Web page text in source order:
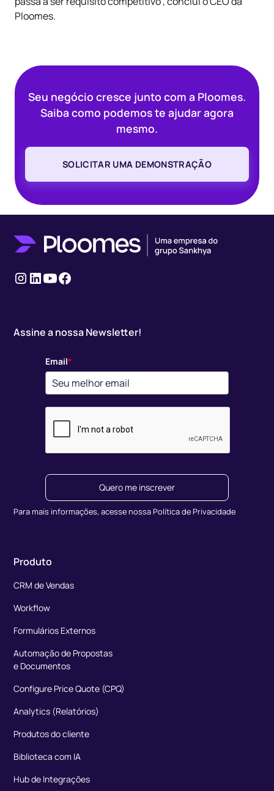
Ploomes.
Seu negócio cresce junto com a Ploomes.
Saiba como podemos te ajudar agora
mesmo.
SOLICITAR UMA DEMONSTRAÇÃO
Instagram
Linkedin
YoutubeFacebook
Assine a nossa Newsletter!
Email*
Quero me inscrever
Para mais informações, acesse nossa Política de Privacidade
Produto
CRM de Vendas
Workflow
Formulários Externos
Automação de Propostas
e Documentos
Configure Price Quote (CPQ)
Analytics (Relatórios)
Produtos do cliente
Biblioteca com IA
Hub de Integrações